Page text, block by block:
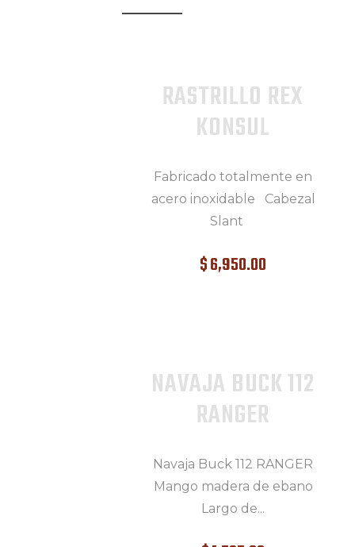
RASTRILLO REX
KONSUL
Fabricado totalmente en
acero inoxidable Cabezal
Slant
$6,950.00
NAVAJA BUCK 112
RANGER
Navaja Buck 112 RANGER
Mango madera de ebano
Largo de...